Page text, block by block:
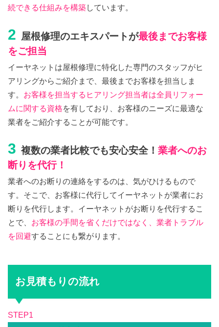
続できる仕組みを構築しています。
2 屋根修理のエキスパートが最後までお客様
をご担当
イーヤネットは屋根修理に特化した専門のスタッフがヒ
アリングからご紹介まで、最後までお客様を担当しま
す。 お客様を担当するヒアリング担当者は全員リフォー
ムに関する資格を有しており、お客様のニーズに最適な
業者をご紹介することが可能です。
3 複数の業者比較でも安心安全！業者へのお
断りを代行！
業者へのお断りの連絡をするのは、気がひけるもので
す。そこで、お客様に代行してイーヤネットが業者にお
断りを代行します。イーヤネットがお断りを代行するこ
とで、 お客様の手間を省くだけではなく、業者トラブル
を回避することにも繋がります。
お見積もりの流れ
STEP1